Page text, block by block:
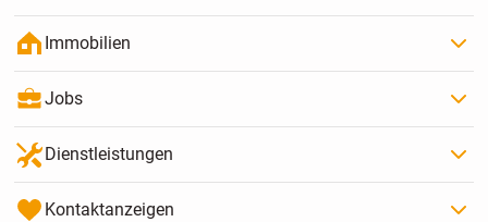
Immobilien
Jobs
Dienstleistungen
Kontaktanzeigen